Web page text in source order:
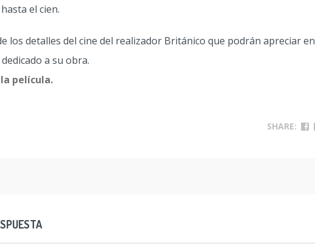
el cien.
los detalles del cine del realizador Británico que podrán apreciar en
a su obra.
película.
SHARE: